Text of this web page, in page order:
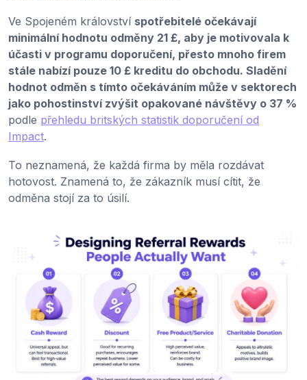
Ve Spojeném království spotřebitelé očekávají
minimální hodnotu odměny 21 £, aby je motivovala k
účasti v programu doporučení, přesto mnoho firem
stále nabízí pouze 10 £ kreditu do obchodu. Sladění
hodnot odměn s tímto očekáváním může v sektorech
jako pohostinství zvýšit opakované návštěvy o 37 %
podle přehledu britských statistik doporučení od
Impact.
To neznamená, že každá firma by měla rozdávat
hotovost. Znamená to, že zákazník musí cítit, že
odměna stojí za to úsilí.